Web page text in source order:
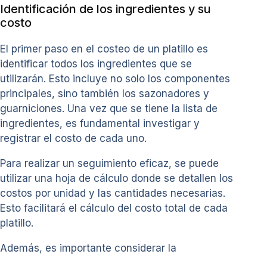
Identificación de los ingredientes y su
costo
El primer paso en el costeo de un platillo es
identificar todos los ingredientes que se
utilizarán. Esto incluye no solo los componentes
principales, sino también los sazonadores y
guarniciones. Una vez que se tiene la lista de
ingredientes, es fundamental investigar y
registrar el costo de cada uno.
Para realizar un seguimiento eficaz, se puede
utilizar una hoja de cálculo donde se detallen los
costos por unidad y las cantidades necesarias.
Esto facilitará el cálculo del costo total de cada
platillo.
Además, es importante considerar la